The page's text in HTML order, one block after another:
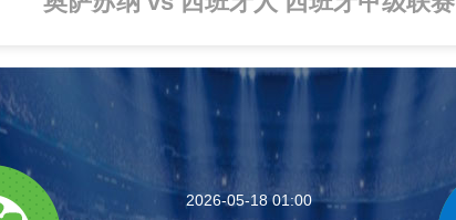
2026-05-18 01:00